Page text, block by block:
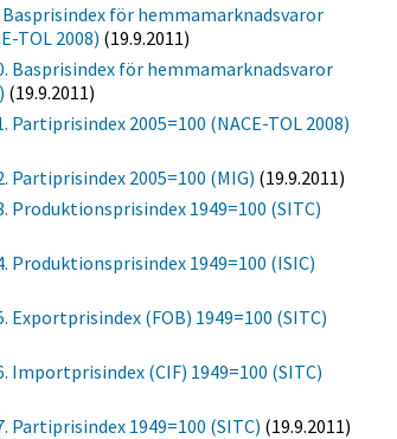
för hemmamarknadsvaror
TOL 2008) (19.9.2011)
Basprisindex för hemmamarknadsvaror
(19.9.2011)
Partiprisindex 2005=100 (NACE-TOL 2008)
Partiprisindex 2005=100 (MIG) (19.9.2011)
Produktionsprisindex 1949=100 (SITC)
Produktionsprisindex 1949=100 (ISIC)
Exportprisindex (FOB) 1949=100 (SITC)
Importprisindex (CIF) 1949=100 (SITC)
Partiprisindex 1949=100 (SITC) (19.9.2011)